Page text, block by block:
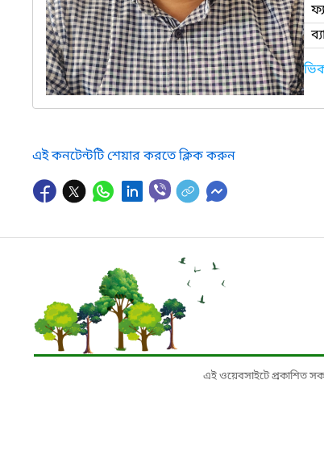
এই কনটেন্টটি শেয়ার করতে ক্লিক করুন
এই ওয়েবসাইটে প্রকাশিত সকল